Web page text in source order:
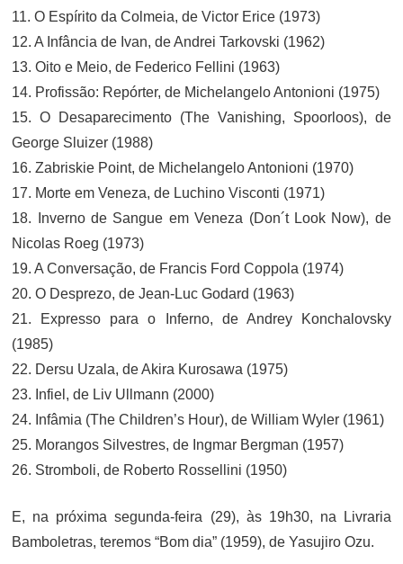
11. O Espírito da Colmeia, de Victor Erice (1973)
12. A Infância de Ivan, de Andrei Tarkovski (1962)
13. Oito e Meio, de Federico Fellini (1963)
14. Profissão: Repórter, de Michelangelo Antonioni (1975)
15. O Desaparecimento (The Vanishing, Spoorloos), de
George Sluizer (1988)
16. Zabriskie Point, de Michelangelo Antonioni (1970)
17. Morte em Veneza, de Luchino Visconti (1971)
18. Inverno de Sangue em Veneza (Don´t Look Now), de
Nicolas Roeg (1973)
19. A Conversação, de Francis Ford Coppola (1974)
20. O Desprezo, de Jean-Luc Godard (1963)
21. Expresso para o Inferno, de Andrey Konchalovsky
(1985)
22. Dersu Uzala, de Akira Kurosawa (1975)
23. Infiel, de Liv Ullmann (2000)
24. Infâmia (The Children’s Hour), de William Wyler (1961)
25. Morangos Silvestres, de Ingmar Bergman (1957)
26. Stromboli, de Roberto Rossellini (1950)
E, na próxima segunda-feira (29), às 19h30, na Livraria
Bamboletras, teremos “Bom dia” (1959), de Yasujiro Ozu.